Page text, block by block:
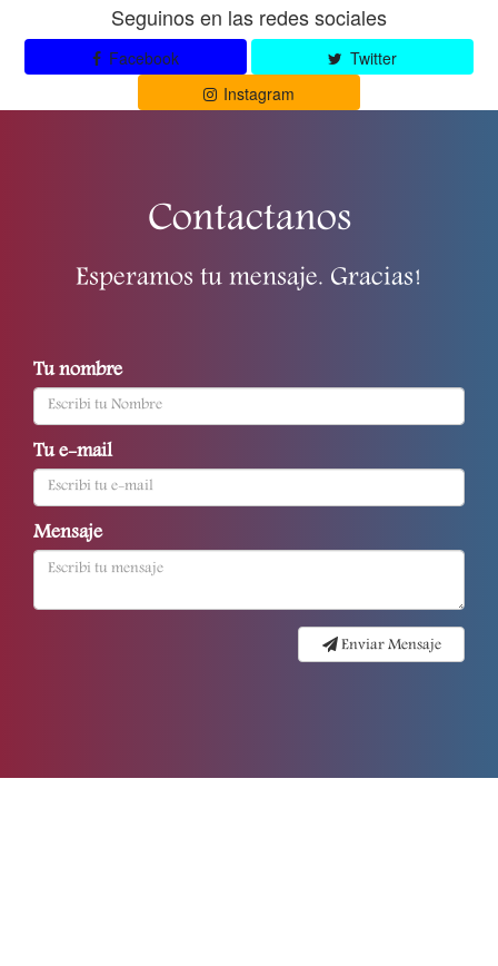
Seguinos en las redes sociales
Facebook
Twitter
Instagram
Contactanos
Esperamos tu mensaje. Gracias!
Tu nombre
Tu e-mail
Mensaje
Enviar Mensaje